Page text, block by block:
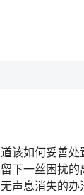
该如何妥善
下一丝困扰
声息消失的